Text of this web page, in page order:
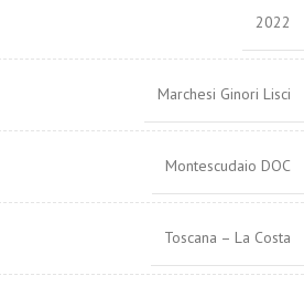
2022
Marchesi Ginori Lisci
Montescudaio DOC
Toscana – La Costa